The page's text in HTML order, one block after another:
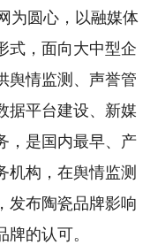
为圆心，以融媒体
式，面向大中型企
舆情监测、声誉管
据平台建设、新媒
，是国内最早、产
机构，在舆情监测
发布陶瓷品牌影响
的认可。